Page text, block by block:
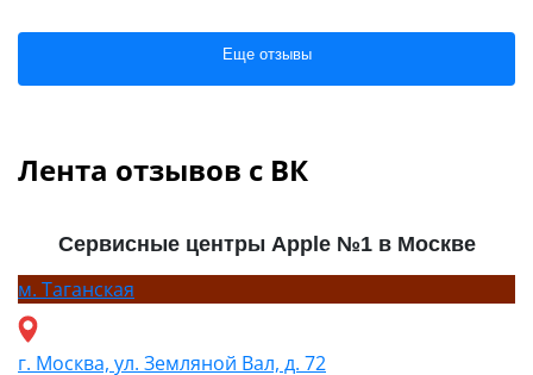
Еще отзывы
Лента отзывов с ВК
Сервисные центры Apple №1 в Москве
м. Таганская
г. Москва, ул. Земляной Вал, д. 72